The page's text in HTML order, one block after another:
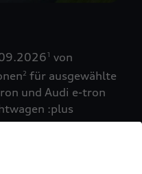
1 von
2 für ausgewählte
und Audi e-tron
:plus